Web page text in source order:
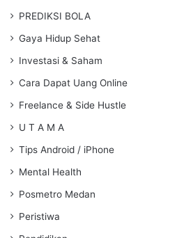
PREDIKSI BOLA
Gaya Hidup Sehat
Investasi & Saham
Cara Dapat Uang Online
Freelance & Side Hustle
U T A M A
Tips Android / iPhone
Mental Health
Posmetro Medan
Peristiwa